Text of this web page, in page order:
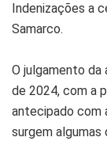
Indenizações a
Samarco.
O julgamento da
de 2024, com a
antecipado com
surgem algumas